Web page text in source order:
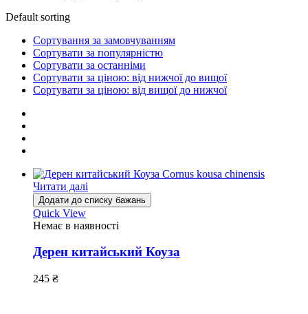
Default sorting
Сортування за замовчуванням
Сортувати за популярністю
Сортувати за останніми
Сортувати за ціною: від нижчої до вищої
Сортувати за ціною: від вищої до нижчої
Читати далі
Додати до списку бажань
Quick View
Немає в наявності
Дерен китайський Коуза
245 ₴